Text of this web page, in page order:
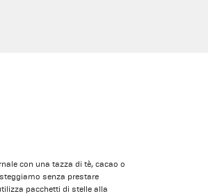
con una tazza di tè, cacao o
senza prestare
pacchetti di stelle alla